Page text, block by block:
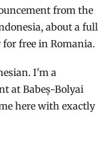
from the
about a full
free in Romania.
I'm a
at Babeș-Bolyai
here with exactly